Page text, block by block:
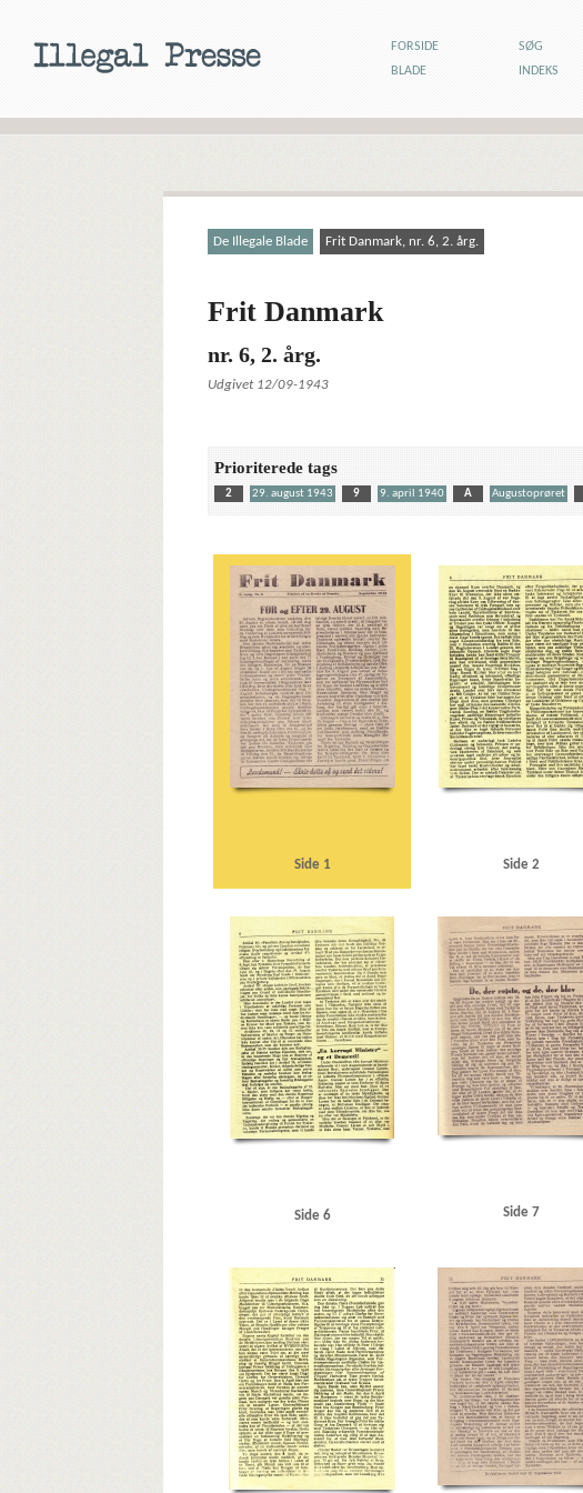
FORSIDE SØG
BLADE
INDEKS
De Illegale Blade Frit Danmark, nr. 6, 2. årg.
Frit Danmark
nr. 6, 2. årg.
Udgivet 12/09-1943
Prioriterede tags
2 29. august 1943 9 9. april 1940 A Augustoprøret
A Aalborg Aalborg Privatbaner
Christmas Møller, John, politiker
Dagmarhus Dansk Aero
Eskelund, Karl, chef for Udenrigsministeriets Pressebureau
F Falck
Goebbels, Joseph
Gørtz, Ebbe, general Haagkonventionen
Holland
Hvidbogen I Ikke-Angrebspagt, dansk-tysk Ipsen,
Langelinje
Larsen, Gunnar, politiker Lohmann, Ernst A. Lynetten
Nordschleswigsche Zeitung
Nørrebro Station Nørrebrogade, Kbh.
Raeder, Erich, storadmiral Rasmussen, Hans, politiker
Strøm, Jens, politiker
Studenternes Efterretningstjeneste Swinemünde
Vordingborg
Z Zahle, Henrik, gesandt Ø Øresund
Side 1 Side 2
Side 6 Side 7